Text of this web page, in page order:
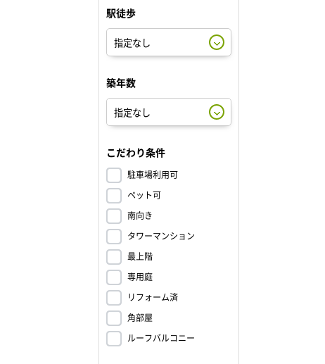
駅徒歩
築年数
こだわり条件
駐車場利用可
ペット可
南向き
タワーマンション
最上階
専用庭
リフォーム済
角部屋
ルーフバルコニー